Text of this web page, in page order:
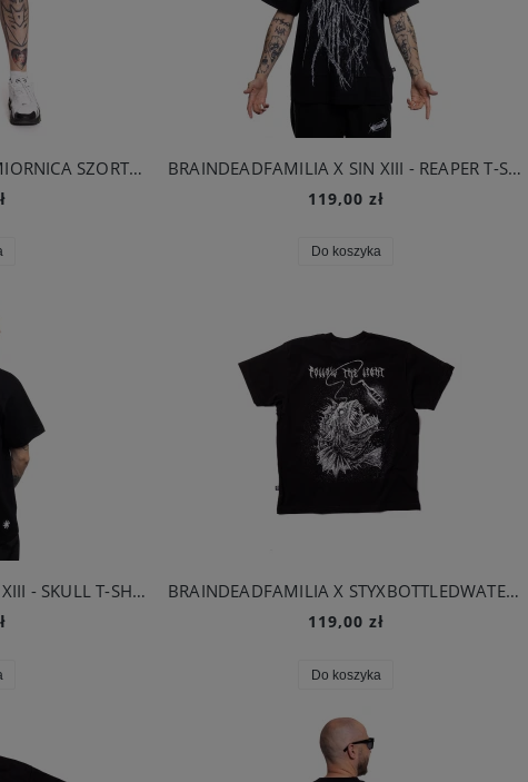
BRAINDEADFAMILIA - OŚMIORNICA SZORTY BASKETBALL CZARNE BRAINDEADFAMILIA X SIN XIII - REAPER T-SHIRT CZARNY
119,00 zł
Do koszyka
BRAINDEADFAMILIA X SIN XIII - SKULL T-SHIRT CZARNY BRAINDEADFAMILIA X STYXBOTTLEDWATER - ŻABNICA T-SHIRT CZARNY
119,00 zł
Do koszyka